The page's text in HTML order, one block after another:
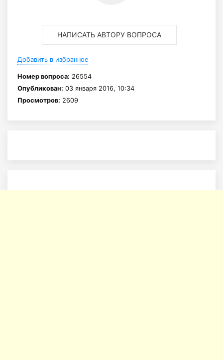
НАПИСАТЬ АВТОРУ ВОПРОСА
Добавить в избранное
Номер вопроса: 26554
Опубликован: 03 января 2016, 10:34
Просмотров: 2609